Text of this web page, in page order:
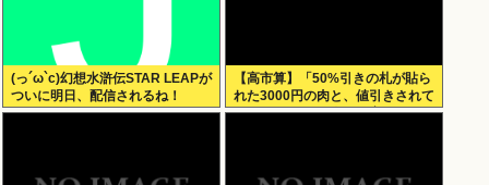
(っ´ω`c)幻想水滸伝STAR LEAPが
ついに明日、配信されるね！
【高市算】「50%引きの札が貼ら
れた3000円の肉と、値引きされて
いない1000円の肉では安いのはど